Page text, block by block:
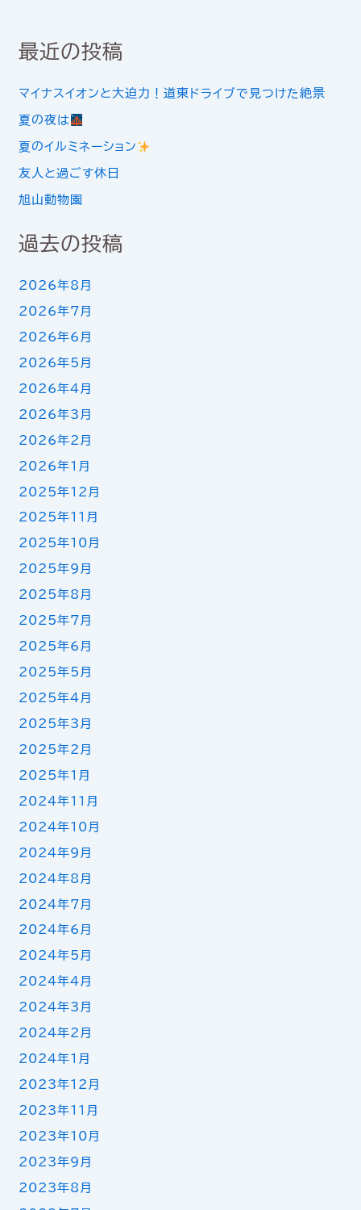
最近の投稿
マイナスイオンと大迫力！道東ドライブで見つけた絶景
夏の夜は
夏のイルミネーション
友人と過ごす休日
旭山動物園
過去の投稿
2026年8月
2026年7月
2026年6月
2026年5月
2026年4月
2026年3月
2026年2月
2026年1月
2025年12月
2025年11月
2025年10月
2025年9月
2025年8月
2025年7月
2025年6月
2025年5月
2025年4月
2025年3月
2025年2月
2025年1月
2024年11月
2024年10月
2024年9月
2024年8月
2024年7月
2024年6月
2024年5月
2024年4月
2024年3月
2024年2月
2024年1月
2023年12月
2023年11月
2023年10月
2023年9月
2023年8月